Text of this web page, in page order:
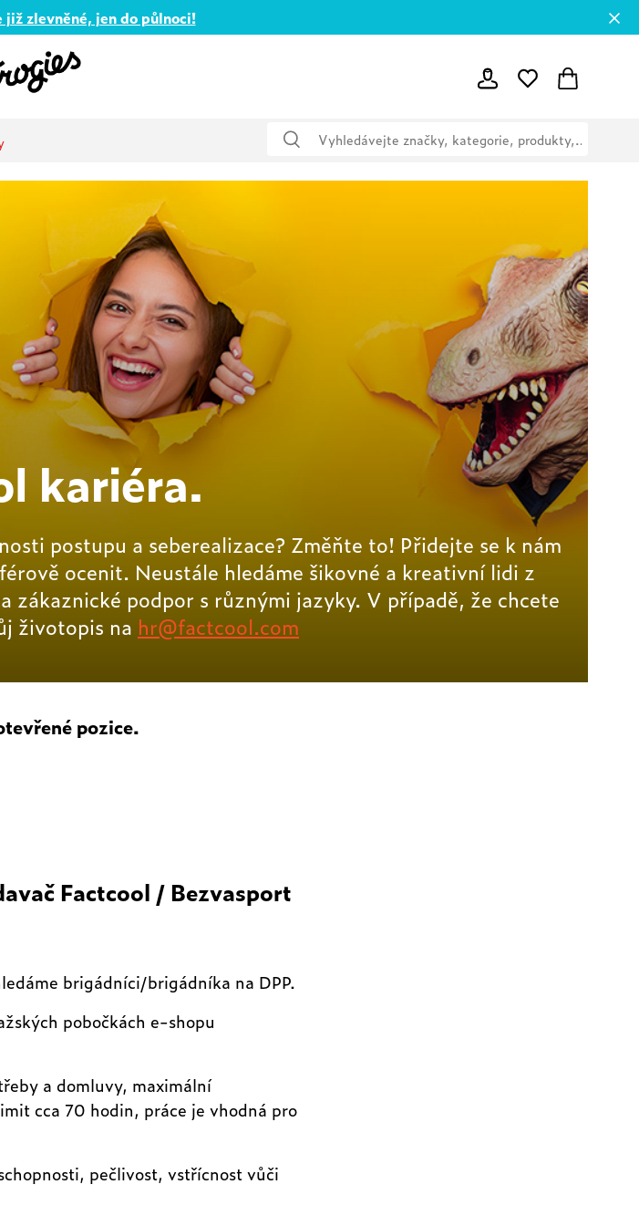
již zlevněné, jen do půlnoci!
kariéra.
postupu a seberealizace? Změňte to! Přidejte se k nám
ocenit. Neustále hledáme šikovné a kreativní lidi z
podpor s různými jazyky. V případě, že chcete
životopis na hr@factcool.com
pozice.
Factcool / Bezvasport
brigádníci/brigádníka na DPP.
pobočkách e-shopu
a domluvy, maximální
cca 70 hodin, práce je vhodná pro
pečlivost, vstřícnost vůči